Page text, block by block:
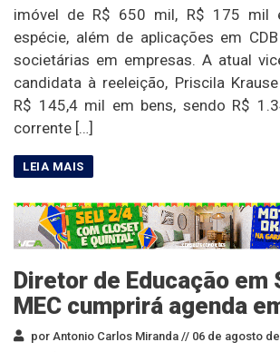
imóvel de R$ 650 mil, R$ 175 mil
espécie, além de aplicações em
societárias em empresas. A atual
candidata à reeleição, Priscila
R$ 145,4 mil em bens, sendo R$
corrente […]
Diretor de Educação em
MEC cumprirá agenda
por Antonio Carlos Miranda // 06 de agosto